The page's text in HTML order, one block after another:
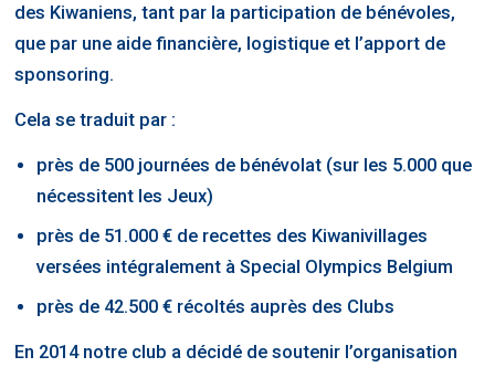
des Kiwaniens, tant par la participation de bénévoles,
que par une aide financière, logistique et l’apport de
sponsoring.
Cela se traduit par :
près de 500 journées de bénévolat (sur les 5.000 que
nécessitent les Jeux)
près de 51.000 € de recettes des Kiwanivillages
versées intégralement à Special Olympics Belgium
près de 42.500 € récoltés auprès des Clubs
En 2014 notre club a décidé de soutenir l’organisation